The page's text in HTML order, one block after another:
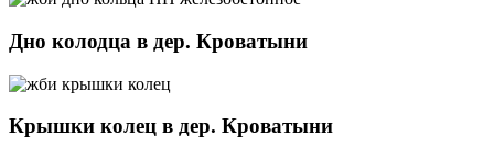
Дно колодца в дер. Кроватыни
Крышки колец в дер. Кроватыни